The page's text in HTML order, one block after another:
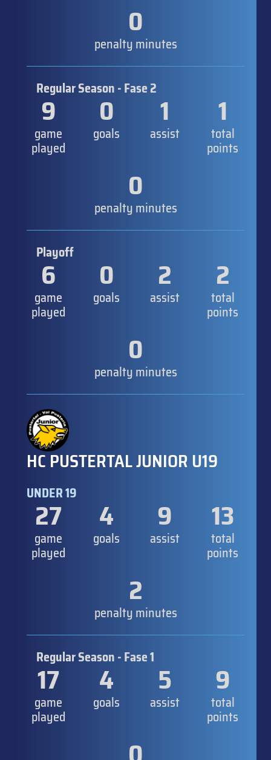
0
penalty minutes
Regular Season - Fase 2
9
game
played
0
goals
1
assist
1
total
points
0
penalty minutes
Playoff
6
game
played
0
goals
2
assist
2
total
points
0
penalty minutes
HC PUSTERTAL JUNIOR U19
UNDER 19
27
game
played
4
goals
9
assist
13
total
points
2
penalty minutes
Regular Season - Fase 1
17
game
played
4
goals
5
assist
9
total
points